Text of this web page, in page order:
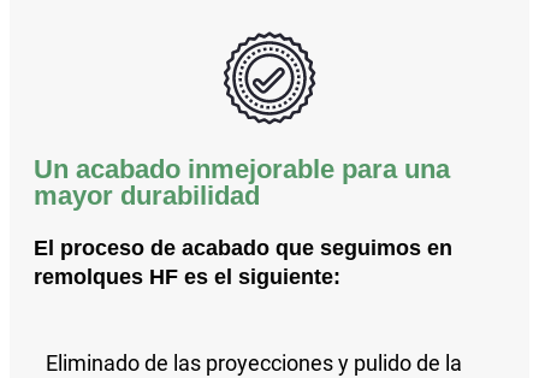
Un acabado inmejorable para una
mayor durabilidad
El proceso de acabado que seguimos en
remolques HF es el siguiente:
Eliminado de las proyecciones y pulidode la